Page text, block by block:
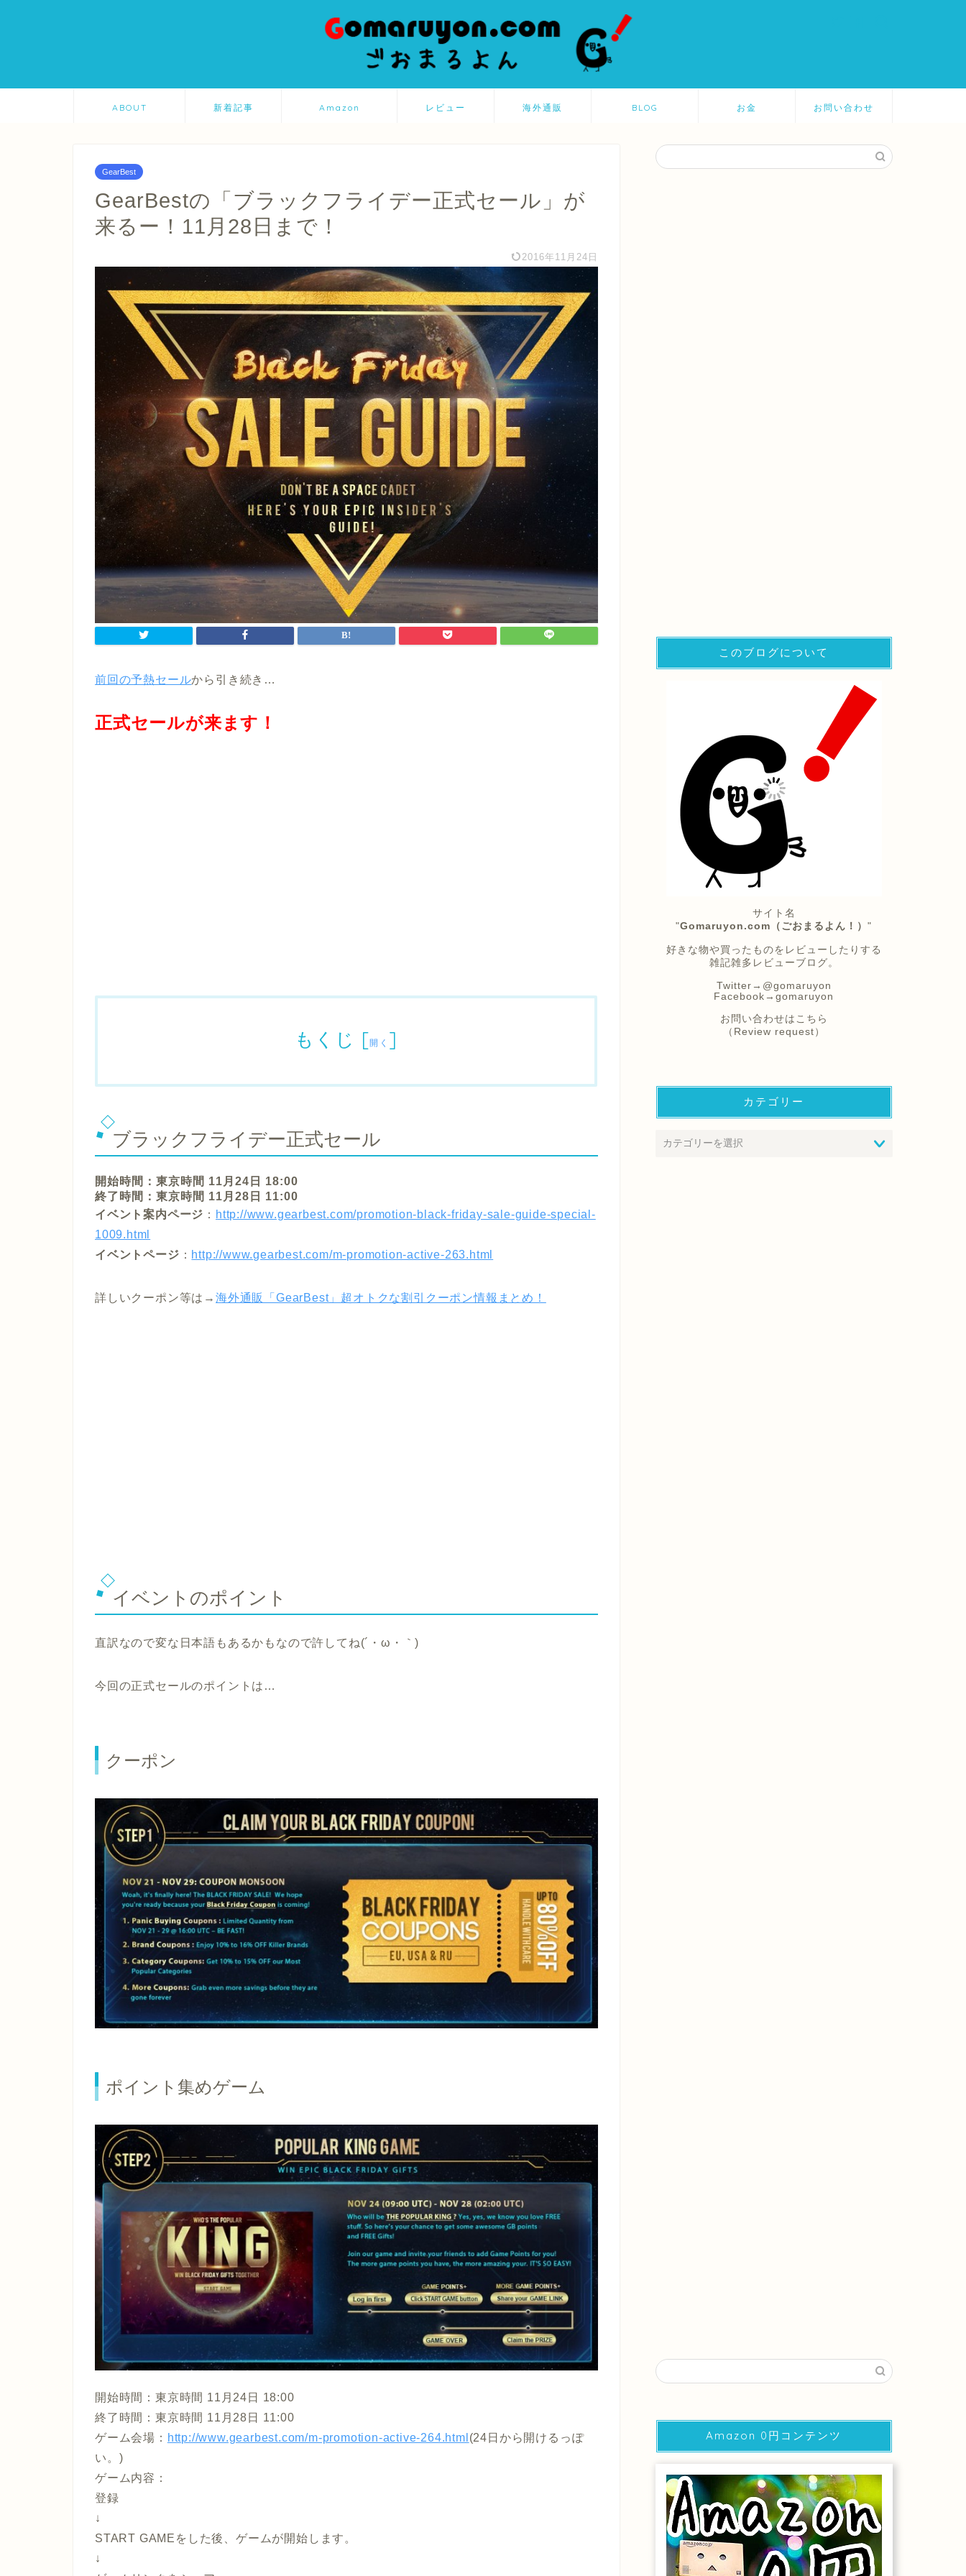
ABOUT 新着記事 Amazon レビュー 海外通販 BLOG お金 お問い合わせ
GearBest
GearBestの「ブラックフライデー正式セール」が
来るー！11月28日まで！
2016年11月24日
前回の予熱セールから引き続き…
正式セールが来ます！
もくじ [開く ]
ブラックフライデー正式セール
開始時間：東京時間 11月24日 18:00
終了時間：東京時間 11月28日 11:00
イベント案内ページ ： http://www.gearbest.com/promotion-black-friday-sale-guide-special-
1009.html
イベントページ ： http://www.gearbest.com/m-promotion-active-263.html
詳しいクーポン等は→海外通販「GearBest」超オトクな割引クーポン情報まとめ！
イベントのポイント
直訳なので変な日本語もあるかもなので許してね(´・ω・｀)
今回の正式セールのポイントは…
クーポン
ポイント集めゲーム
開始時間：東京時間 11月24日 18:00
終了時間：東京時間 11月28日 11:00
ゲーム会場： http://www.gearbest.com/m-promotion-active-264.html (24日から開けるっぽ
い。)
ゲーム内容：
登録
↓
START GAMEをした後、ゲームが開始します。
↓
このブログについて
サイト名
"Gomaruyon.com（ごおまるよん！）"
好きな物や買ったものをレビューしたりする
雑記雑多レビューブログ。
Twitter→ @gomaruyon
Facebook→gomaruyon
お問い合わせはこちら
（Review request）
カテゴリー
Amazon 0円コンテンツ